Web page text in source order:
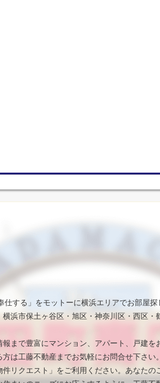
する」をモットーに横浜エリアでお部屋探
浜市保土ヶ谷区・旭区・神奈川区・西区
まで豊富にマンション、アパート、戸建を
は工藤不動産までお気軽にお問合せ下さい。
リクエスト」をご利用ください。あなたの